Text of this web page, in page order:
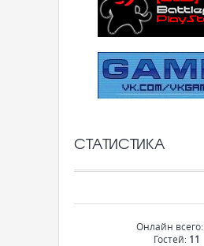
СТАТИСТИКА
Онлайн всего:
Гостей: 11